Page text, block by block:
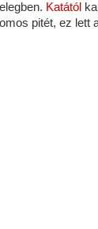
Katától
pitét, ez lett